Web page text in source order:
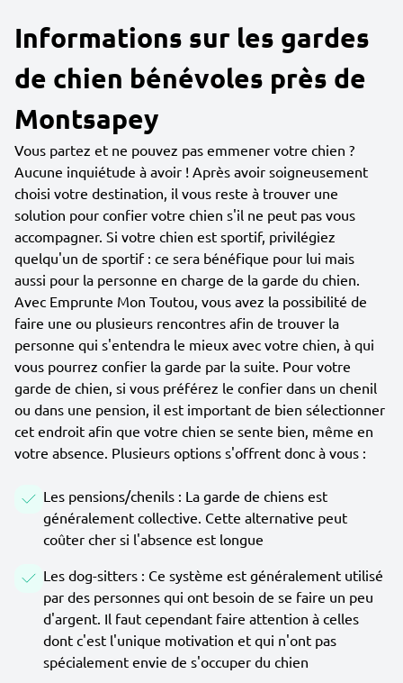
Informations sur les gardes
de chien bénévoles près de
Montsapey
Vous partez et ne pouvez pas emmener votre chien ?
Aucune inquiétude à avoir ! Après avoir soigneusement
choisi votre destination, il vous reste à trouver une
solution pour confier votre chien s'il ne peut pas vous
accompagner. Si votre chien est sportif, privilégiez
quelqu'un de sportif : ce sera bénéfique pour lui mais
aussi pour la personne en charge de la garde du chien.
Avec Emprunte Mon Toutou, vous avez la possibilité de
faire une ou plusieurs rencontres afin de trouver la
personne qui s'entendra le mieux avec votre chien, à qui
vous pourrez confier la garde par la suite. Pour votre
garde de chien, si vous préférez le confier dans un chenil
ou dans une pension, il est important de bien sélectionner
cet endroit afin que votre chien se sente bien, même en
votre absence. Plusieurs options s'offrent donc à vous :
Les pensions/chenils : La garde de chiens est
généralement collective. Cette alternative peut
coûter cher si l'absence est longue
Les dog-sitters : Ce système est généralement utilisé
par des personnes qui ont besoin de se faire un peu
d'argent. Il faut cependant faire attention à celles
dont c'est l'unique motivation et qui n'ont pas
spécialement envie de s'occuper du chien